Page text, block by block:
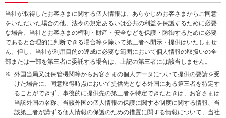
当社が取得したお客さまに関する個人情報は、あらかじめお客さまからご同意
をいただいた場合の他、法令の規定あるいは公共の利益を保護するために必要
な場合、当社とお客さまの権利・財産・安全などを保護・防御するために必要
であると合理的に判断できる場合等を除いて第三者へ開示・提供はいたしませ
ん。但し、当社が利用目的の達成に必要な範囲において個人情報の取扱いの全
部または一部を第三者に委託する場合は、上記の第三者には該当しません。
外国当局又は保管機関等からお客さまの個人データについて提供の要請を受
けた場合に、同意取得時点において提供先となる外国にある第三者を特定す
ることができず、事後的に提供先の第三者を特定できたときは、お客さまは
当該外国の名称、当該外国の個人情報の保護に関する制度に関する情報、当
該第三者が講ずる個人情報の保護のための措置に関する情報について、当社